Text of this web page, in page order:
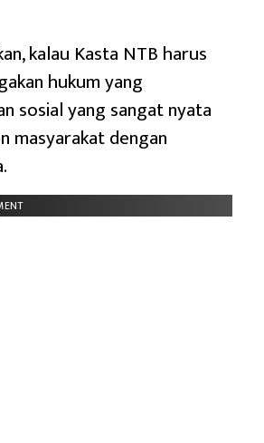
kalau Kasta NTB harus
hukum yang
sosial yang sangat nyata
masyarakat dengan